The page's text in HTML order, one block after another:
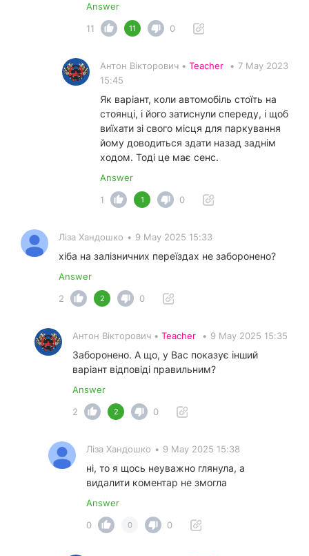
Answer
11
11 0
Антон Вікторович • Teacher • 7 May 2023
15:45
Як варіант, коли автомобіль стоїть на
стоянці, і його затиснули спереду, і щоб
виїхати зі свого місця для паркування
йому доводиться здати назад заднім
ходом. Тоді це має сенс.
Answer
1
1 0
Ліза Хандошко • 9 May 2025 15:33
хіба на залізничних переїздах не заборонено?
Answer
2
2 0
Антон Вікторович • Teacher • 9 May 2025 15:35
Заборонено. А що, у Вас показує інший
варіант відповіді правильним?
Answer
2
2 0
Ліза Хандошко • 9 May 2025 15:38
ні, то я щось неуважно глянула, а
видалити коментар не змогла
Answer
0
0 0